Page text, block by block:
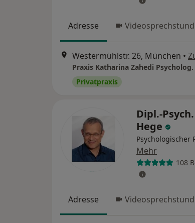
Adresse
Westermühlstr. 26, München •
Privatpraxis
Dipl.-
Hege
Psychologischer
Mehr
108
Adresse